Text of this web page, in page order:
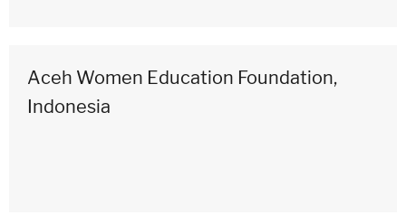
Aceh Women Education Foundation,
Indonesia